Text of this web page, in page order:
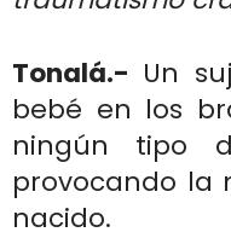
Tonalá.- Un
bebé en los
ningún tipo
provocando la
nacido.